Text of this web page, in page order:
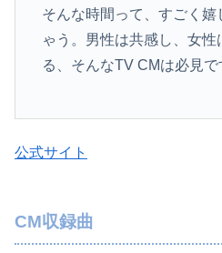
そんな時間って、すごく嬉
ゃう。男性は共感し、女
る、そんなTV CMは必見で
公式サイト
CM収録曲